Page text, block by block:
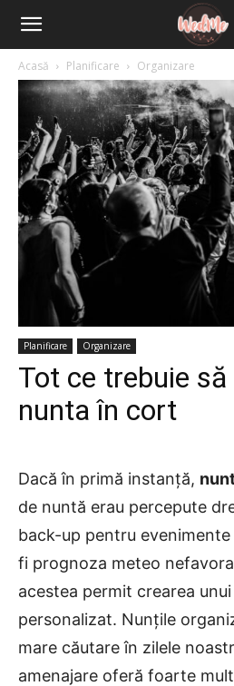
Acasă Planificare Organizare
Planificare Organizare
Tot ce trebuie
nunta în cort
Dacă în primă instanță,
de nuntă erau percepute
back-up pentru
fi prognoza meteo
acestea permit crearea
personalizat. Nunțile
mare căutare în zilele
amenajare oferă foarte